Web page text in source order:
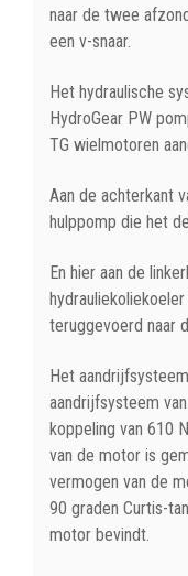
naar de twee
een v-snaar.
Het hydraulische
HydroGear PW
TG wielmotoren
Aan de achterkant
hulppomp die het
En hier aan de
teruggevoerd naar
Het
aandrijfsysteem
koppeling van 610
van de motor is
vermogen van de
90 graden Curtis-
motor bevindt.